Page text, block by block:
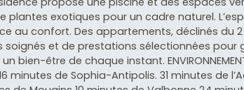
plantes exotiques pour un cadre naturel.
au confort. Des appartements, déclinés du
soignés et de prestations sélectionnées pour
bien-être de chaque instant.
minutes de Sophia-Antipolis. 31 minutes de